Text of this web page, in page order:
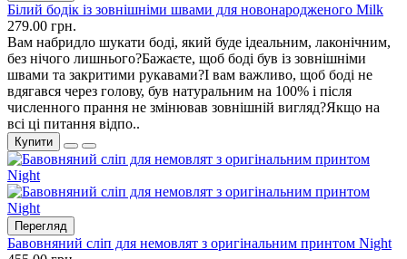
Білий бодік із зовнішніми швами для новонародженого Milk
279.00 грн.
Вам набридло шукати боді, який буде ідеальним, лаконічним,
без нічого лишнього?Бажаєте, щоб боді був із зовнішніми
швами та закритими рукавами?І вам важливо, щоб боді не
вдягався через голову, був натуральним на 100% і після
численного прання не змінював зовнішній вигляд?Якщо на
всі ці питання відпо..
Купити
Перегляд
Бавовняний сліп для немовлят з оригінальним принтом Night